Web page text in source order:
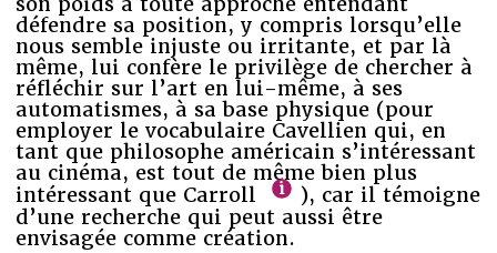
défendre sa position, y compris lorsqu’elle
nous semble injuste ou irritante, et par là
même, lui confère le privilège de chercher à
réfléchir sur l’art en lui-même, à ses
automatismes, à sa base physique (pour
employer le vocabulaire Cavellien qui, en
tant que philosophe américain s’intéressant
au cinéma, est tout de même bien plus
intéressant que Carroll
), car il témoigne
d’une recherche qui peut aussi être
envisagée comme création.